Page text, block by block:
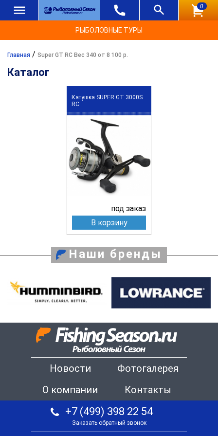
0
РЫБОЛОВНЫЕ ТУРЫ
Главная / Super GT RC Вес 340 от 8 100 р.
Каталог
Катушка SUPER GT 3000S
RC
под заказ
В корзину
Наши бренды
Новости
Фотогалерея
О компании
Контакты
+7 (499) 398 22 54
Заказать обратный звонок